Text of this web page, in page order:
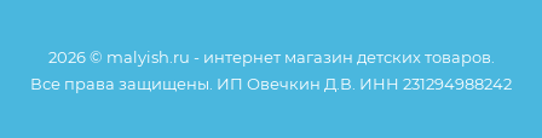
2026 © malyish.ru - интернет магазин детских товаров.
Все права защищены. ИП Овечкин Д.В. ИНН 231294988242